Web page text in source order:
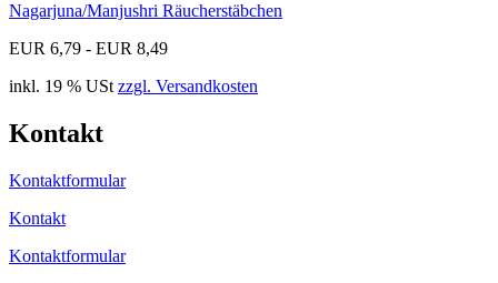
Nagarjuna/Manjushri Räucherstäbchen
EUR 6,79 - EUR 8,49
inkl. 19 % USt zzgl. Versandkosten
Kontakt
Kontaktformular
Kontakt
Kontaktformular